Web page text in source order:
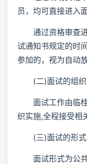
员，均可直接进入
通过资格审查进
试通知书规定的时
参加的，视为自动
(二)面试的组织
面试工作由临桂
织实施,全程接受相
(三)面试的形式
面试形式为公共